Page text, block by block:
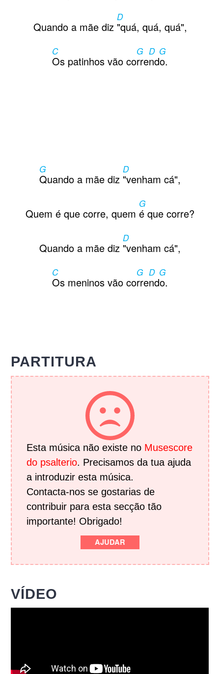
Quando a mãe diz
D
"quá, quá, quá",
C
Os patinhos vão co
G
rre
D G
ndo.
G
Quando a mãe diz
D
"venham cá",
Quem é que corre, quem
G
é que corre?
Quando a mãe diz
D
"venham cá",
C
Os meninos vão co
G
rre
D G
ndo.
PARTITURA
Esta música não existe no Musescore
do psalterio. Precisamos da tua ajuda
a introduzir esta música.
Contacta-nos se gostarias de
contribuir para esta secção tão
importante! Obrigado!
AJUDAR
VÍDEO